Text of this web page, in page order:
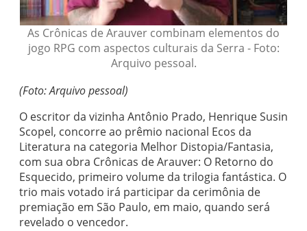
As Crônicas de Arauver combinam elementos do
jogo RPG com aspectos culturais da Serra - Foto:
Arquivo pessoal.
(Foto: Arquivo pessoal)
O escritor da vizinha Antônio Prado, Henrique Susin
Scopel, concorre ao prêmio nacional Ecos da
Literatura na categoria Melhor Distopia/Fantasia,
com sua obra Crônicas de Arauver: O Retorno do
Esquecido, primeiro volume da trilogia fantástica. O
trio mais votado irá participar da cerimônia de
premiação em São Paulo, em maio, quando será
revelado o vencedor.